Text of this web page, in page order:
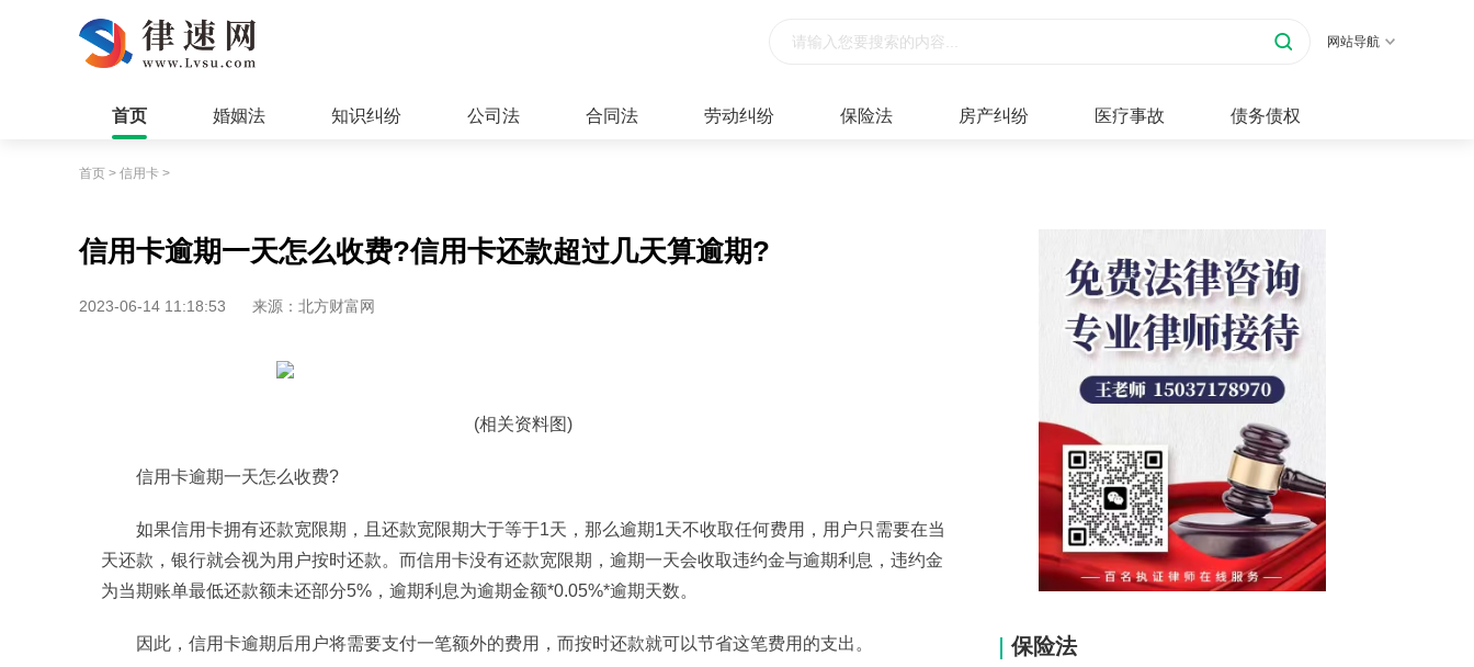
网站导航
首页 婚姻法 知识纠纷 公司法 合同法 劳动纠纷 保险法 房产纠纷 医疗事故 债务债权
首页 > 信用卡 >
信用卡逾期一天怎么收费?信用卡还款超过几天算逾期?
2023-06-14 11:18:53 来源：北方财富网
(相关资料图)
信用卡逾期一天怎么收费?
如果信用卡拥有还款宽限期，且还款宽限期大于等于1天，那么逾期1天不收取任何费用，用户只需要在当
天还款，银行就会视为用户按时还款。而信用卡没有还款宽限期，逾期一天会收取违约金与逾期利息，违约金
为当期账单最低还款额未还部分5%，逾期利息为逾期金额*0.05%*逾期天数。
因此，信用卡逾期后用户将需要支付一笔额外的费用，而按时还款就可以节省这笔费用的支出。 保险法